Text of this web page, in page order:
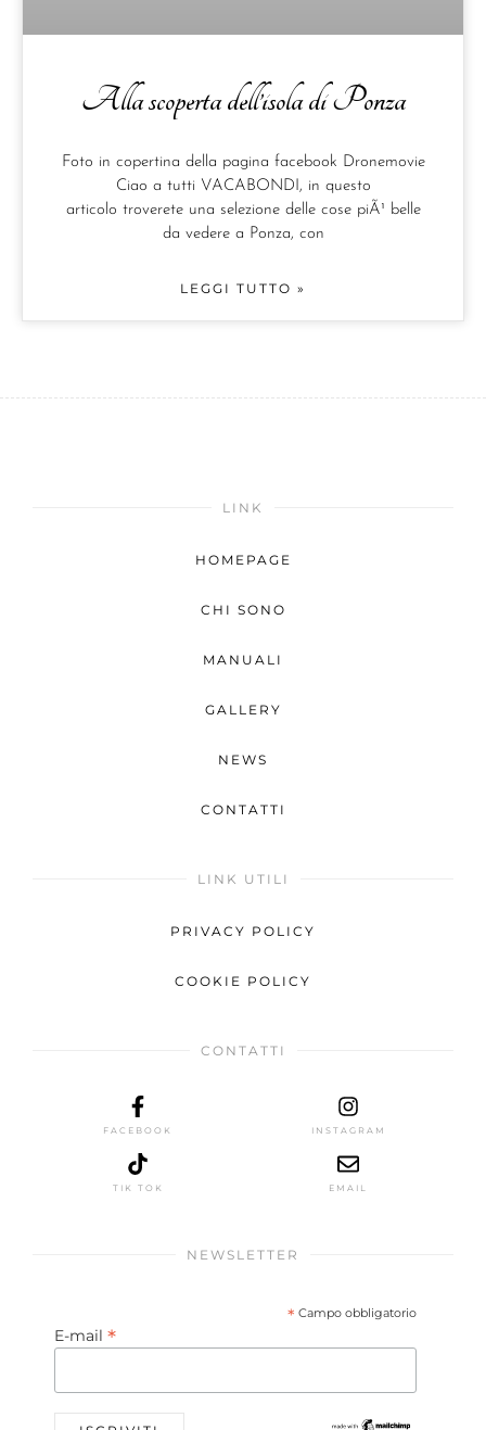
Alla scoperta dell’isola di Ponza
Foto in copertina della pagina facebook Dronemovie
Ciao a tutti VACABONDI, in questo
articolo troverete una selezione delle cose piÃ¹ belle
da vedere a Ponza, con
LEGGI TUTTO »
LINK
HOMEPAGE
CHI SONO
MANUALI
GALLERY
NEWS
CONTATTI
LINK UTILI
PRIVACY POLICY
COOKIE POLICY
CONTATTI
FACEBOOK INSTAGRAM
TIK TOK EMAIL
NEWSLETTER
* Campo obbligatorio
E-mail *